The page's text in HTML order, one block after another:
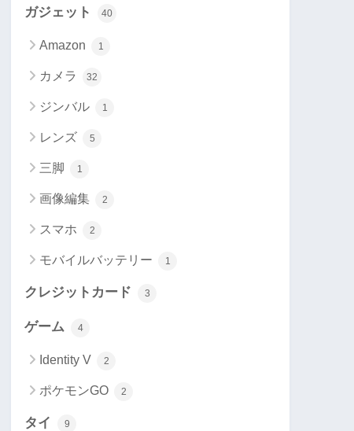
ガジェット 40
Amazon 1
カメラ 32
ジンバル 1
レンズ 5
三脚 1
画像編集 2
スマホ 2
モバイルバッテリー 1
クレジットカード 3
ゲーム 4
Identity V 2
ポケモンGO 2
タイ 9